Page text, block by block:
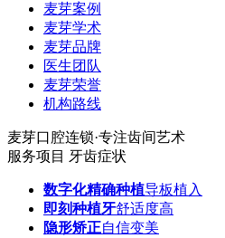
麦芽案例
麦芽学术
麦芽品牌
医生团队
麦芽荣誉
机构路线
麦芽口腔连锁·专注齿间艺术
服务项目 牙齿症状
数字化精确种植导板植入
即刻种植牙舒适度高
隐形矫正自信变美